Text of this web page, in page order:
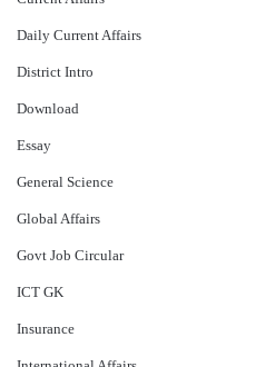
Daily Current Affairs
District Intro
Download
Essay
General Science
Global Affairs
Govt Job Circular
ICT GK
Insurance